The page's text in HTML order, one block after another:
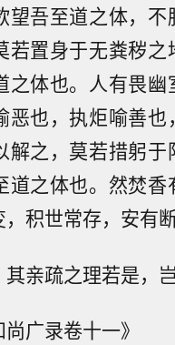
望吾至道之体，
若置身于无粪秽
之体也。人有畏
恶也，执炬喻善
解之，莫若措躬
道之体也。然焚
积世常存，安有
亲疏之理若是，岂
广录卷十一》